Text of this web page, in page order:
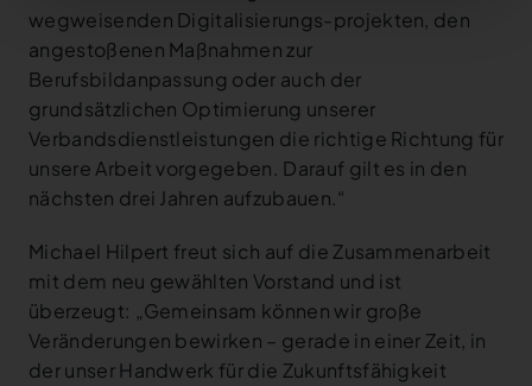
wegweisenden Digitalisierungs-projekten, den
angestoßenen Maßnahmen zur
Berufsbildanpassung oder auch der
grundsätzlichen Optimierung unserer
Verbandsdienstleistungen die richtige Richtung für
unsere Arbeit vorgegeben. Darauf gilt es in den
nächsten drei Jahren aufzubauen.“
Michael Hilpert freut sich auf die Zusammenarbeit
mit dem neu gewählten Vorstand und ist
überzeugt: „Gemeinsam können wir große
Veränderungen bewirken – gerade in einer Zeit, in
der unser Handwerk für die Zukunftsfähigkeit